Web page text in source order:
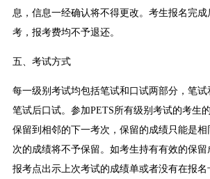
息，信息一经确认将不得更改。考生报名完
考，报考费均不予退还。
五、考试方式
每一级别考试均包括笔试和口试两部分，笔
笔试后口试。参加PETS所有级别考试的考生
保留到相邻的下一考次，保留的成绩只能是
次的成绩将不予保留。如考生持有有效的保
报考点出示上次考试的成绩单或者没有在报